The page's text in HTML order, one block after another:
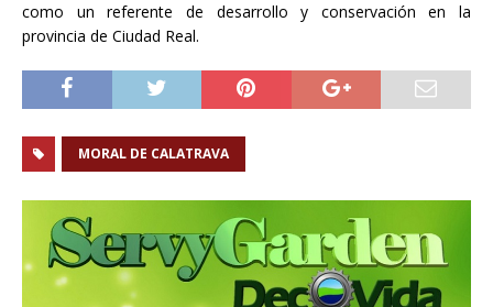
como un referente de desarrollo y conservación en la
provincia de Ciudad Real.
MORAL DE CALATRAVA